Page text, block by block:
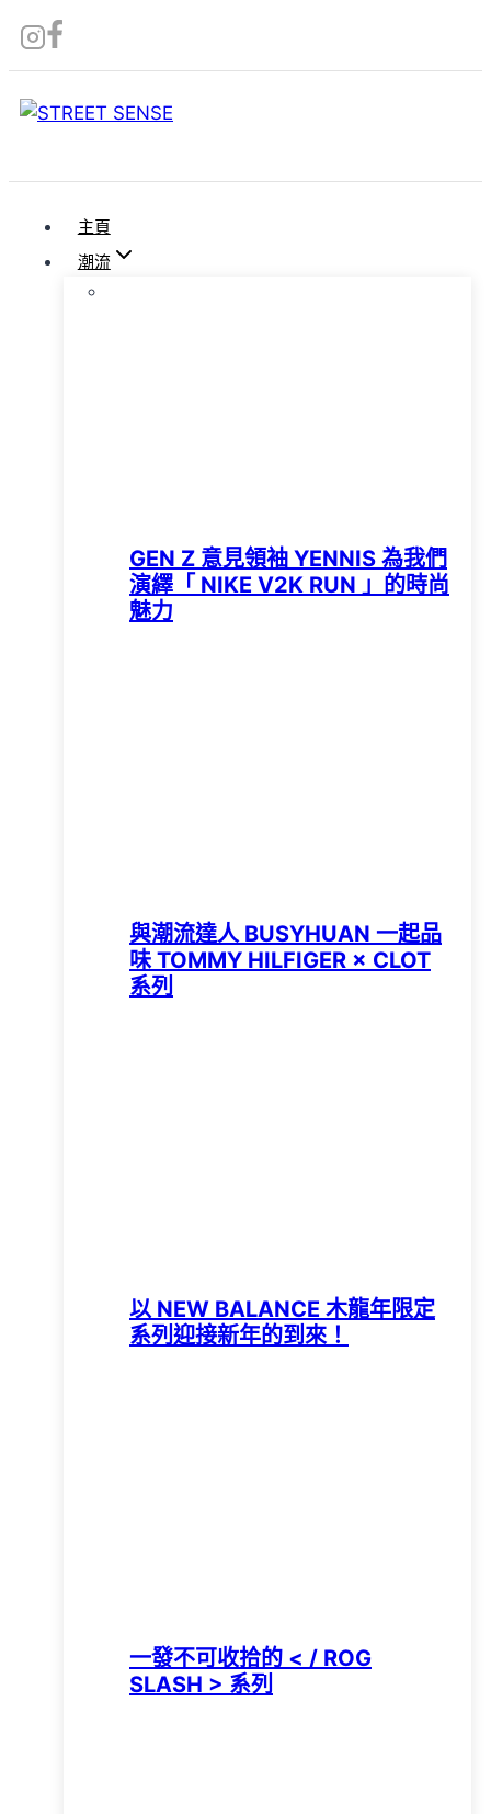
Skip
to
主頁
潮流
GEN Z 意見領袖 YENNIS 為我們
演繹「 NIKE V2K RUN 」的時尚
魅力
與潮流達人 BUSYHUAN 一起品
味 TOMMY HILFIGER × CLOT
系列
以 NEW BALANCE 木龍年限定
系列迎接新年的到來！
一發不可收拾的 < / ROG
SLASH > 系列